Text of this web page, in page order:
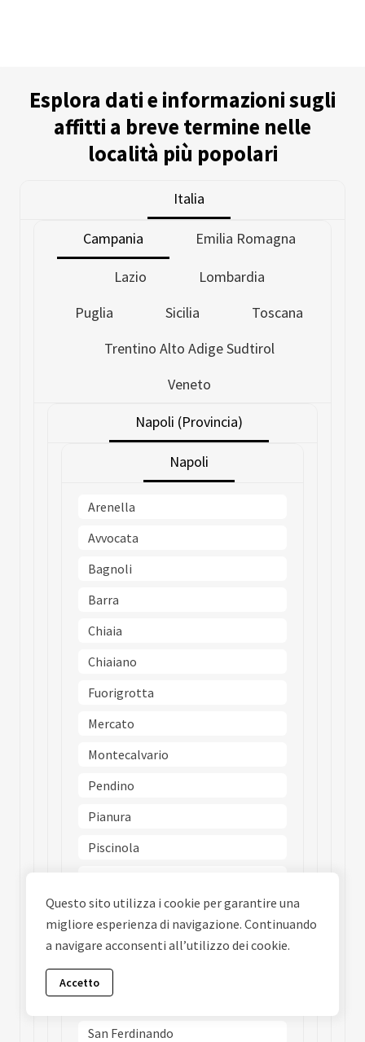
Esplora dati e informazioni sugli
affitti a breve termine nelle
località più popolari
Italia
Campania Emilia Romagna
Lazio
Lombardia
Puglia
Sicilia
Toscana
Trentino Alto Adige Sudtirol
Veneto
Napoli (Provincia)
Napoli
Arenella
Avvocata
Bagnoli
Barra
Chiaia
Chiaiano
Fuorigrotta
Mercato
Montecalvario
Pendino
Pianura
Piscinola
Ponticelli
Porto
Posillipo
San Carlo Allarena
San Ferdinando
Questo sito utilizza i cookie per garantire una
migliore esperienza di navigazione. Continuando
a navigare acconsenti all’utilizzo dei cookie.
Accetto